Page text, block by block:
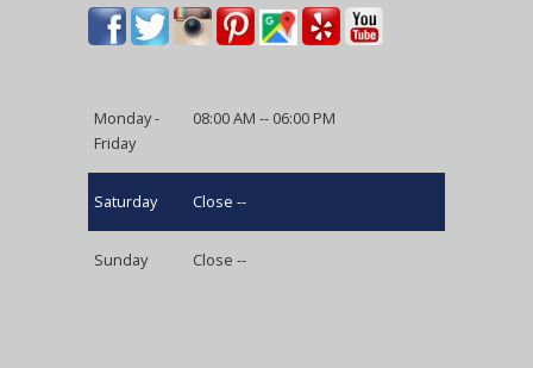
Monday -
Friday
08:00 AM -- 06:00 PM
Saturday Close --
Sunday Close --